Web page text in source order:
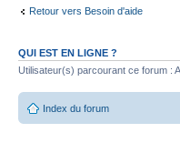
Retour vers Besoin d'aide
QUI EST EN LIGNE ?
Utilisateur(s) parcourant ce forum :
Index du forum